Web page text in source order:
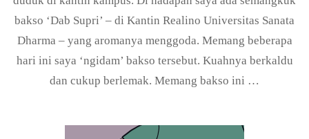
Rasa
Gustatory
Subjects
bakso ‘Dab Supri’ – di Kantin Realino Universitas Sanata
Dharma – yang aromanya menggoda. Memang beberapa
hari ini saya ‘ngidam’ bakso tersebut. Kuahnya berkaldu
dan cukup berlemak. Memang bakso ini …